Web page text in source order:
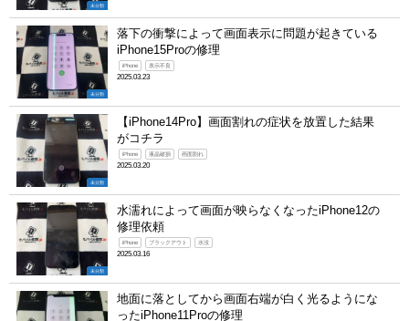
未分類
未分類
落下の衝撃によって画面表示に問題が起きている
iPhone15Proの修理
iPhone 表示不良
2025.03.23
未分類
【iPhone14Pro】画面割れの症状を放置した結果
がコチラ
iPhone 液晶破損 画面割れ
2025.03.20
未分類
水濡れによって画面が映らなくなったiPhone12の
修理依頼
iPhone ブラックアウト 水没
2025.03.16
地面に落としてから画面右端が白く光るようにな
ったiPhone11Proの修理